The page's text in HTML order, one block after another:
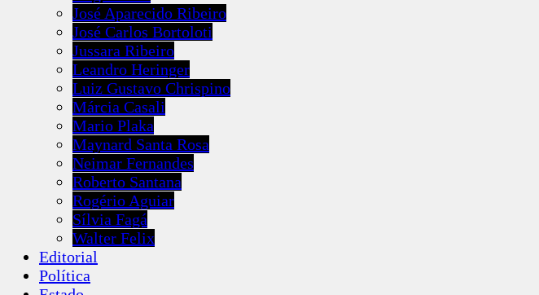
José Aparecido Ribeiro
José Carlos Bortoloti
Jussara Ribeiro
Leandro Heringer
Luiz Gustavo Chrispino
Márcia Casali
Mario Plaka
Maynard Santa Rosa
Neimar Fernandes
Roberto Santana
Rogério Aguiar
Sílvia Fagá
Walter Felix
Editorial
Política